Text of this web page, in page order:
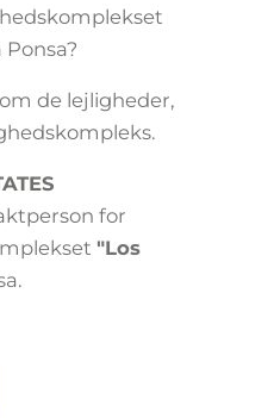
Ponsa?
de lejligheder,
for
"Los